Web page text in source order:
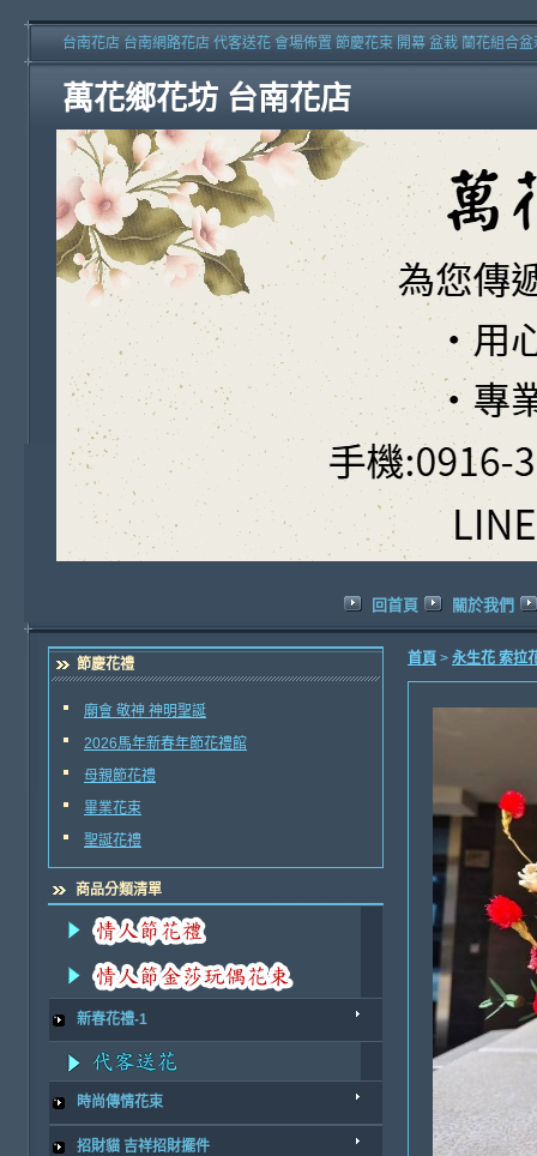
萬花鄉花坊 台南花店
台南花店 台南網路花店 代客送花 會場佈置 節慶花束 開幕 盆栽 蘭花組合
回首頁 關於我們
節慶花禮
廟會 敬神 神明聖誕
2026馬年新春年節花禮館
母親節花禮
畢業花束
聖誕花禮
商品分類清單
新春花禮-1
時尚傳情花束
招財貓 吉祥招財擺件
首頁 > 永生花 索拉